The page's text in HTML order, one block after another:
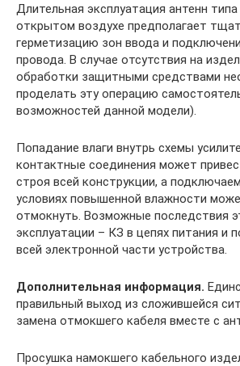
Длительная эксплуатация антенн
открытом воздухе предполагает
герметизацию зон ввода и
провода. В случае отсутствия на
обработки защитными средствами
проделать эту операцию
возможностей данной модели).
Попадание влаги внутрь схемы
контактные соединения может
строя всей конструкции, а
условиях повышенной влажности
отмокнуть. Возможные последствия
эксплуатации – КЗ в цепях питания и
всей электронной части устройства.
Дополнительная информация.
правильный выход из сложившейся
замена отмокшего кабеля вместе с
Просушка намокшего кабельного